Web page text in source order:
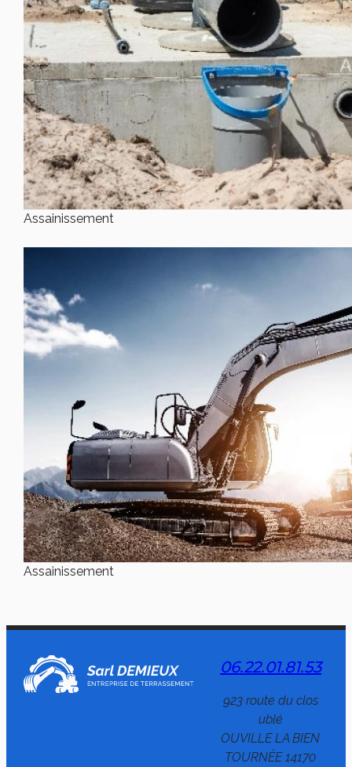
Assainissement
Assainissement
06.22.01.81.53
923 route du clos
ublé
OUVILLE LA BIEN
TOURNÉE 14170